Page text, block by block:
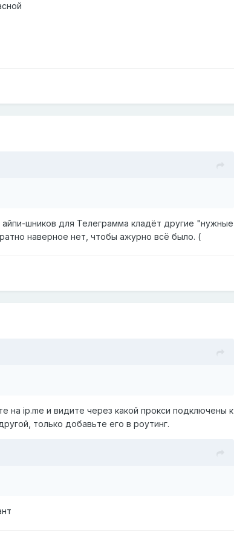
шников для Телеграмма кладёт другие "нужные
наверное нет, чтобы ажурно всё было. (
на ip.me и видите через какой прокси подключены к
только добавьте его в роутинг.